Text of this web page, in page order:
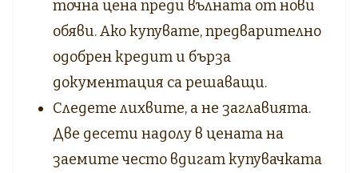
точна цена преди вълната от нови
обяви. Ако купувате, предварително
одобрен кредит и бърза
документация са решаващи.
Следете лихвите, а не заглавията.
Две десети надолу в цената на
заемите често вдигат купувачката